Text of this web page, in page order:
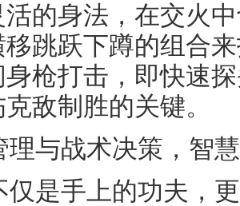
的身法，在交火
移跳跃下蹲的组合
身枪打击，即快速
敌制胜的关键。
理与战术决策，智
仅是手上的功夫，